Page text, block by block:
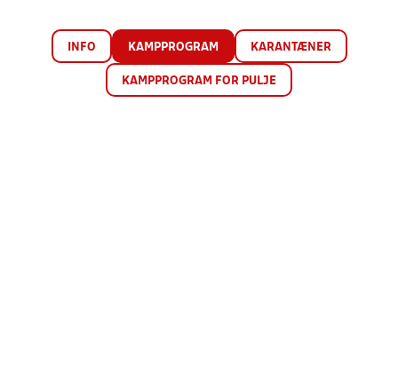
INFO KAMPPROGRAM KARANTÆNER
KAMPPROGRAM FOR PULJE